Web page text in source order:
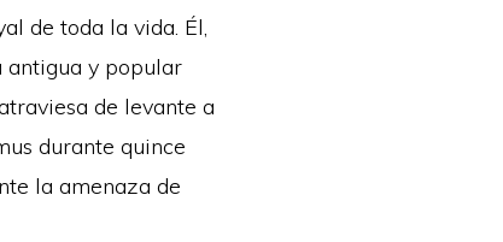
de toda la vida. Él,
antigua y popular
de levante a
durante quince
la amenaza de